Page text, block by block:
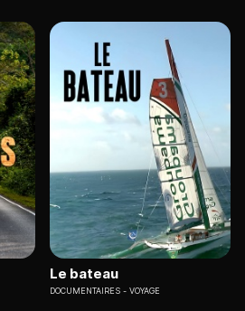
Le bateau
DOCUMENTAIRES VOYAGE